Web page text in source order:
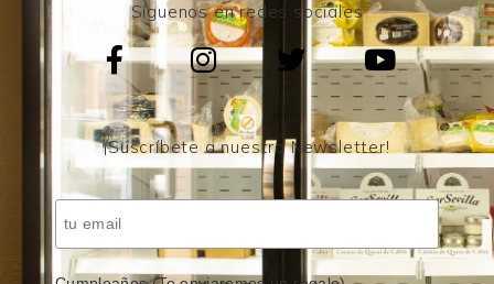
Síguenos en redes sociales
¡Suscríbete a nuestro Newsletter!